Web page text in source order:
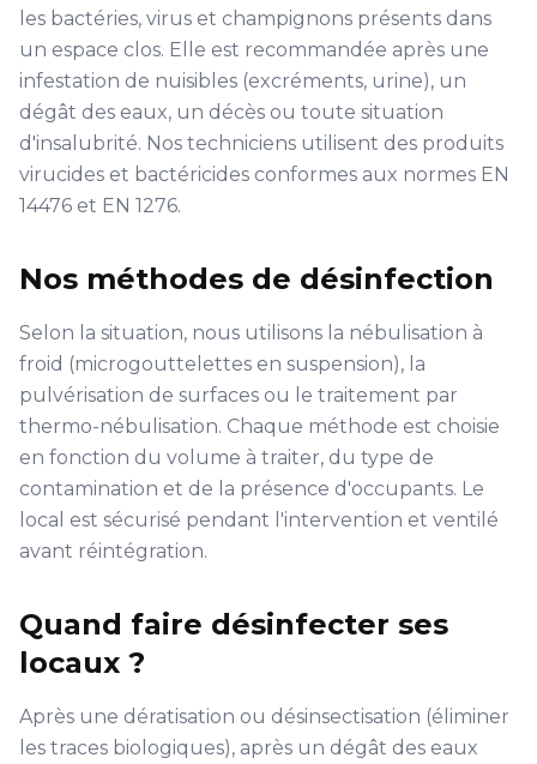
les bactéries, virus et champignons présents dans
un espace clos. Elle est recommandée après une
infestation de nuisibles (excréments, urine), un
dégât des eaux, un décès ou toute situation
d'insalubrité. Nos techniciens utilisent des produits
virucides et bactéricides conformes aux normes EN
14476 et EN 1276.
Nos méthodes de désinfection
Selon la situation, nous utilisons la nébulisation à
froid (microgouttelettes en suspension), la
pulvérisation de surfaces ou le traitement par
thermo-nébulisation. Chaque méthode est choisie
en fonction du volume à traiter, du type de
contamination et de la présence d'occupants. Le
local est sécurisé pendant l'intervention et ventilé
avant réintégration.
Quand faire désinfecter ses
locaux ?
Après une dératisation ou désinsectisation (éliminer
les traces biologiques), après un dégât des eaux